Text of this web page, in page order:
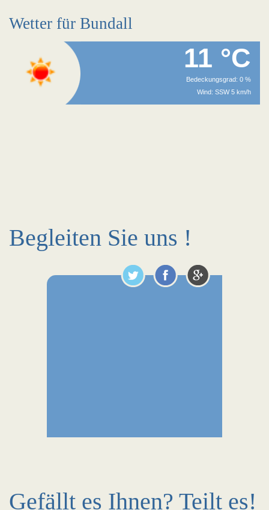
Wetter für Bundall
11 °C
Bedeckungsgrad: 0 %
Wind: SSW 5 km/h
Begleiten Sie uns !
Gefällt es Ihnen? Teilt es!